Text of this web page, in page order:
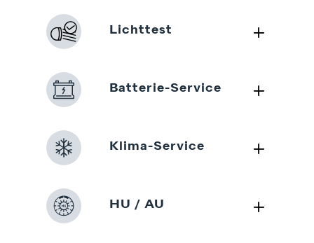
Lichttest L
Batterie-Service L
Klima-Service L
HU / AU L